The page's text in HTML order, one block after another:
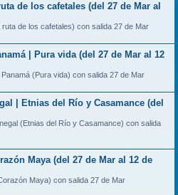
de los cafetales (del 27 de Mar al
de los cafetales) con salida 27 de Mar
| Pura vida (del 27 de Mar al 12
(Pura vida) con salida 27 de Mar
| Etnias del Río y Casamance (del
(Etnias del Río y Casamance) con salida
Maya (del 27 de Mar al 12 de
Maya) con salida 27 de Mar